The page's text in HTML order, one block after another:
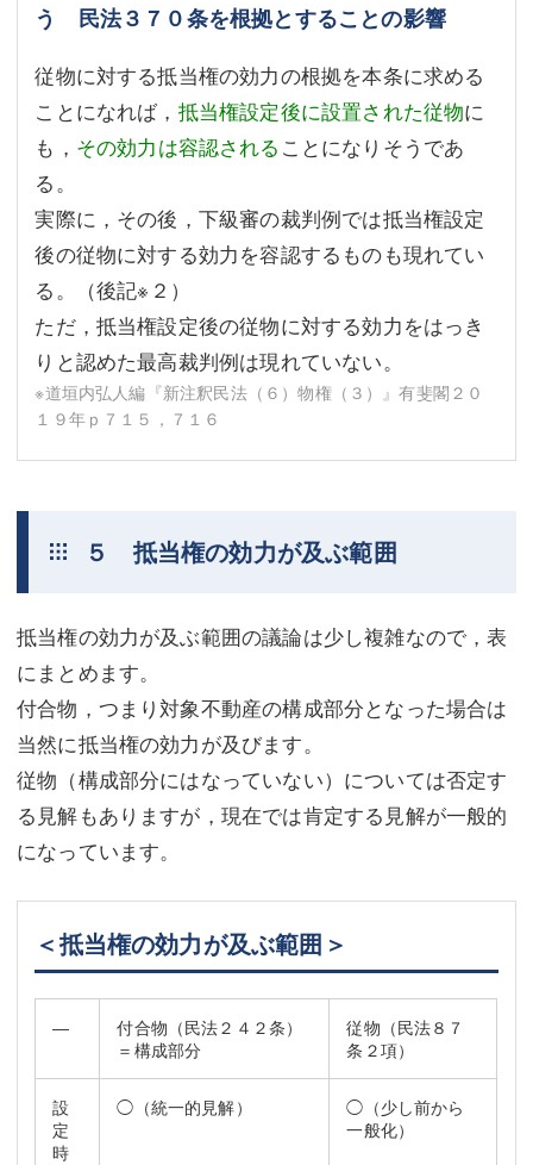
う 民法３７０条を根拠とすることの影響
従物に対する抵当権の効力の根拠を本条に求める
ことになれば， 抵当権設定後に設置された従物に
も， その効力は容認される ことになりそうであ
る。
実際に，その後，下級審の裁判例では抵当権設定
後の従物に対する効力を容認するものも現れてい
る。（後記※２ ）
ただ，抵当権設定後の従物に対する効力をはっき
りと認めた最高裁判例は現れていない。
※道垣内弘人編『新注釈民法（６）物権（３）』有斐閣２０
１９年ｐ７１５，７１６
５ 抵当権の効力が及ぶ範囲
抵当権の効力が及ぶ範囲の議論は少し複雑なので，表
にまとめます。
付合物，つまり対象不動産の構成部分となった場合は
当然に抵当権の効力が及びます。
従物（構成部分にはなっていない）については否定す
る見解もありますが，現在では肯定する見解が一般的
になっています。
＜抵当権の効力が及ぶ範囲＞
―
付合物（民法２４２条）
＝構成部分
従物（民法８７
条２項）
設
定
時
◯（統一的見解）
◯（少し前から
一般化）